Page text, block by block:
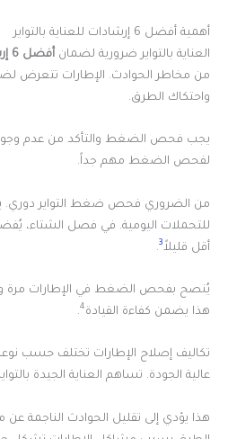
أهمية أفضل 6 إرشادات للعناية بالتواير
العناية بالتواير ضرورية لضمان أفضل 6 إرشادات للعناية بالتواير
من مخاطر الحوادث. الإطارات تتعرض
واحتكاك الطرق.
يجب فحص الضغط والتأكد من عدم
لفحص الضغط مهم جداً.
من الضروري فحص ضغط التواير دوري.
للتحملات اليومية. في فصل الشتاء،
أقل قليلاً3
.
يُنصح بفحص الضغط في الإطارات مرة
هذا يضمن كفاءة القيادة4
.
تكاليف إصلاح الإطارات تختلف حسب
عالية الجودة. تساهم العناية الجيدة
هذا يؤدي إلى تقليل الحوادث الناجمة